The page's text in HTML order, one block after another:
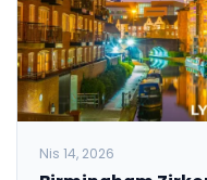
Nis 14, 2026